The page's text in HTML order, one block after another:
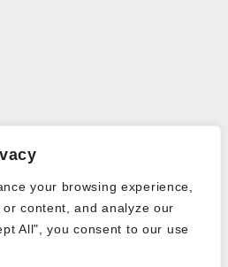
your browsing experience,
content, and analyze our
All", you consent to our use